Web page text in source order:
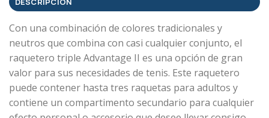
Con una combinación de colores tradicionales y
neutros que combina con casi cualquier conjunto, el
raquetero triple Advantage II es una opción de gran
valor para sus necesidades de tenis. Este raquetero
puede contener hasta tres raquetas para adultos y
contiene un compartimento secundario para cualquier